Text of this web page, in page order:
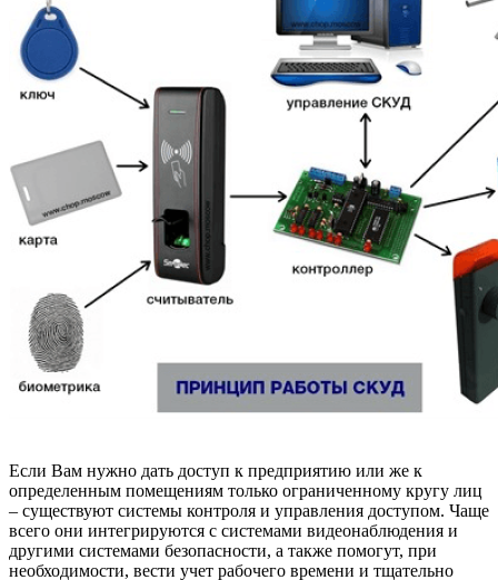
Если Вам нужно дать доступ к предприятию или же к
определенным помещениям только ограниченному кругу лиц
– существуют системы контроля и управления доступом. Чаще
всего они интегрируются с системами видеонаблюдения и
другими системами безопасности, а также помогут, при
необходимости, вести учет рабочего времени и тщательно